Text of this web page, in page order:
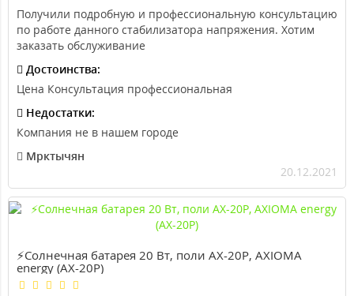
Получили подробную и профессиональную консультацию
по работе данного стабилизатора напряжения. Хотим
заказать обслуживание
Достоинства:
Цена Консультация профессиональная
Недостатки:
Компания не в нашем городе
Мрктычян
20.12.2021
⚡Солнечная батарея 20 Вт, поли AX-20P, AXIOMA
energy (AX-20P)